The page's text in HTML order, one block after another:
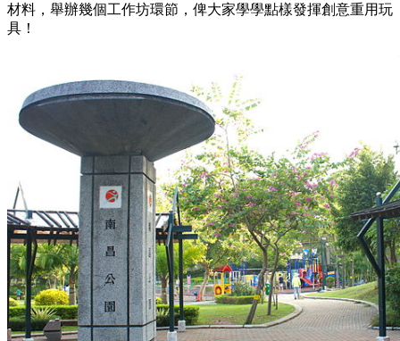
材料，舉辦幾個工作坊環節，俾大家學學點樣發揮創意重用玩
具！